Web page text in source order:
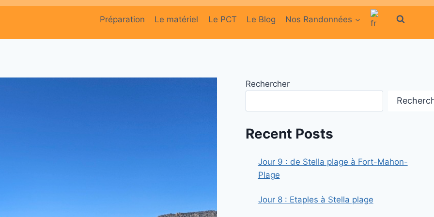
Préparation Le matériel Le PCT Le Blog Nos Randonnées
Rechercher
Recent Posts
Jour 9 : de Stella plage à Fort-Mahon-
Plage
Jour 8 : Etaples à Stella plage